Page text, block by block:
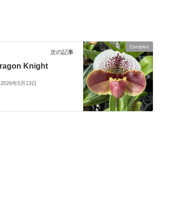
Complex
次の記事
Knight
2026年5月13日